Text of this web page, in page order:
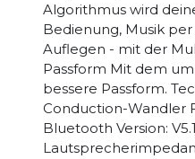
Algorithmus wird
Bedienung, Musik
Auflegen - mit der
Passform Mit dem
bessere Passform.
Conduction-Wandler
Bluetooth Version: